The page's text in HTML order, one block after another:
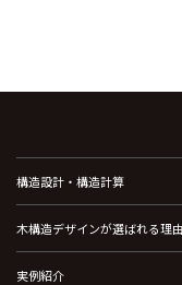
構造設計・構造計算
木構造デザインが選ばれる理由
実例紹介